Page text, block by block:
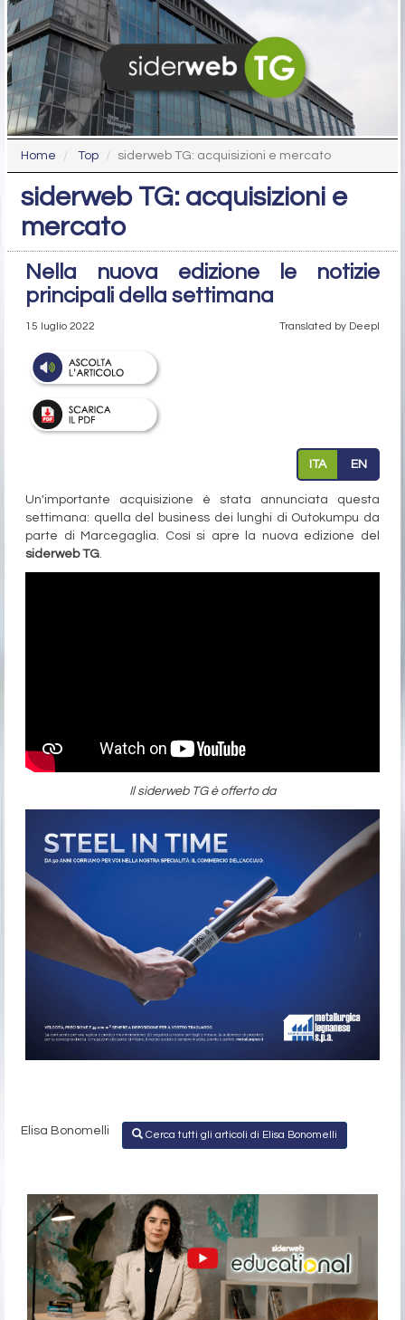
Home Top siderweb TG: acquisizioni e mercato
siderweb TG: acquisizioni e
mercato
Nella nuova edizione le notizie
principali della settimana
15 luglio 2022 Translated by Deepl
ITA EN
Un'importante acquisizione è stata annunciata questa
settimana: quella del business dei lunghi di Outokumpu da
parte di Marcegaglia. Così si apre la nuova edizione del
siderweb TG.
Il siderweb TG è offerto da
Elisa Bonomelli Cerca tutti gli articoli di Elisa Bonomelli